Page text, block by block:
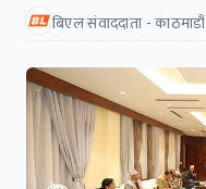
बिएल संवाददाता - काठमाडौं